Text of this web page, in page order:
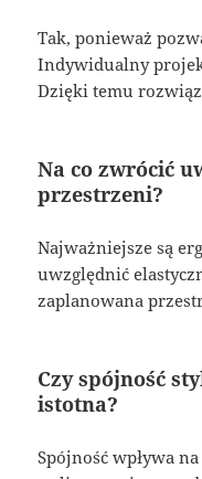
Tak, ponieważ
Indywidualny
Dzięki temu
Na co zwrócić
przestrzeni?
Najważniejsze są
uwzględnić
zaplanowana
Czy spójność
istotna?
Spójność wpływa